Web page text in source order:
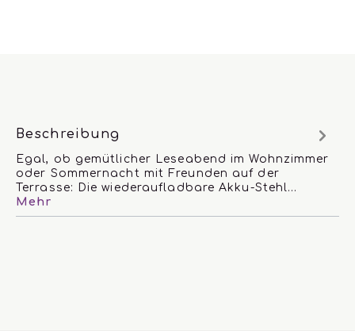
Beschreibung
Egal, ob gemütlicher Leseabend im Wohnzimmer
oder Sommernacht mit Freunden auf der
Terrasse: Die wiederaufladbare Akku-Stehl…
Mehr